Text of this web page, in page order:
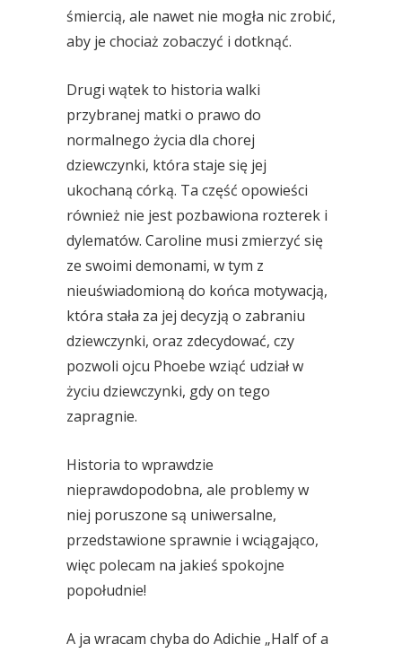
śmiercią, ale nawet nie mogła nic zrobić,
aby je chociaż zobaczyć i dotknąć.
Drugi wątek to historia walki
przybranej matki o prawo do
normalnego życia dla chorej
dziewczynki, która staje się jej
ukochaną córką. Ta część opowieści
również nie jest pozbawiona rozterek i
dylematów. Caroline musi zmierzyć się
ze swoimi demonami, w tym z
nieuświadomioną do końca motywacją,
która stała za jej decyzją o zabraniu
dziewczynki, oraz zdecydować, czy
pozwoli ojcu Phoebe wziąć udział w
życiu dziewczynki, gdy on tego
zapragnie.
Historia to wprawdzie
nieprawdopodobna, ale problemy w
niej poruszone są uniwersalne,
przedstawione sprawnie i wciągająco,
więc polecam na jakieś spokojne
popołudnie!
A ja wracam chyba do Adichie „Half of a